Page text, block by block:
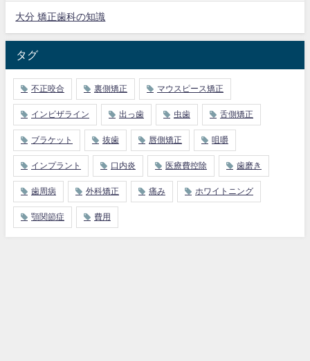
大分 矯正歯科の知識
タグ
不正咬合 裏側矯正 マウスピース矯正
インビザライン 出っ歯 虫歯 舌側矯正
ブラケット 抜歯 唇側矯正 咀嚼
インプラント 口内炎 医療費控除 歯磨き
歯周病 外科矯正 痛み ホワイトニング
顎関節症 費用